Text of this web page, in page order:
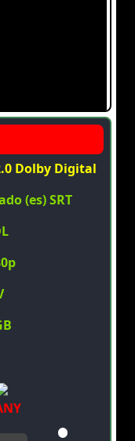
Dolby Digital
(es) SRT